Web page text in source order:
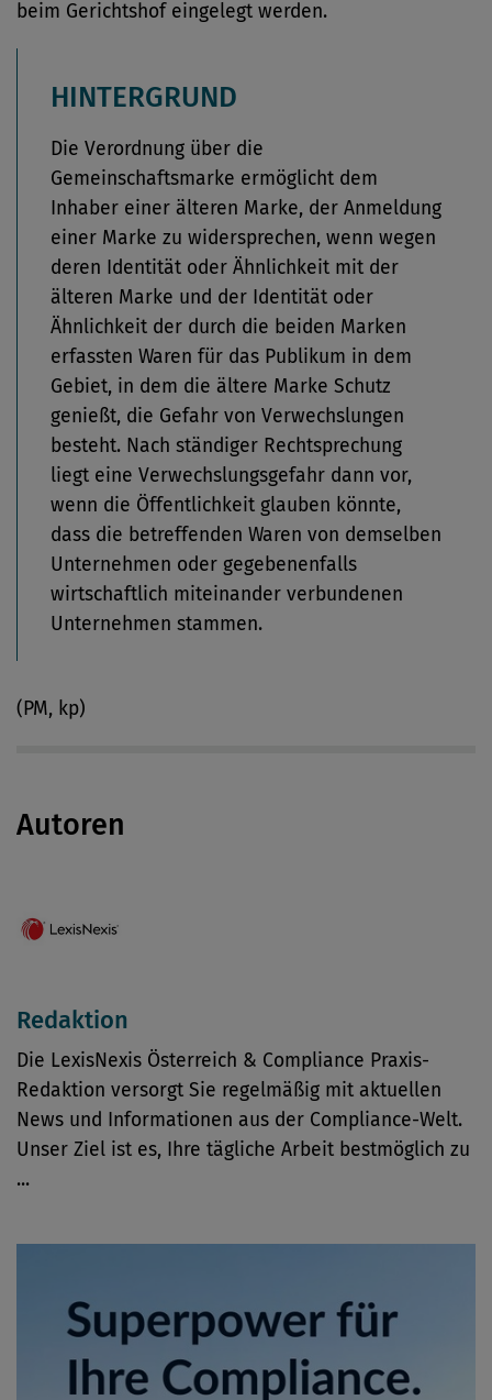
beim Gerichtshof eingelegt werden.
HINTERGRUND
Die Verordnung über die
Gemeinschaftsmarke ermöglicht dem
Inhaber einer älteren Marke, der Anmeldung
einer Marke zu widersprechen, wenn wegen
deren Identität oder Ähnlichkeit mit der
älteren Marke und der Identität oder
Ähnlichkeit der durch die beiden Marken
erfassten Waren für das Publikum in dem
Gebiet, in dem die ältere Marke Schutz
genießt, die Gefahr von Verwechslungen
besteht. Nach ständiger Rechtsprechung
liegt eine Verwechslungsgefahr dann vor,
wenn die Öffentlichkeit glauben könnte,
dass die betreffenden Waren von demselben
Unternehmen oder gegebenenfalls
wirtschaftlich miteinander verbundenen
Unternehmen stammen.
(PM, kp)
Autoren
Redaktion
Die LexisNexis Österreich & Compliance Praxis-
Redaktion versorgt Sie regelmäßig mit aktuellen
News und Informationen aus der Compliance-Welt.
Unser Ziel ist es, Ihre tägliche Arbeit bestmöglich zu
...